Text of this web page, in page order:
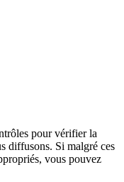
pour vérifier la
diffusons. Si malgré ces
vous pouvez